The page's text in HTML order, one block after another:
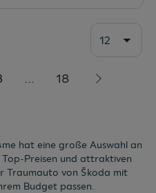
12
... 18
hat eine große Auswahl an
Preisen und attraktiven
Traumauto von Škoda mit
Budget passen.